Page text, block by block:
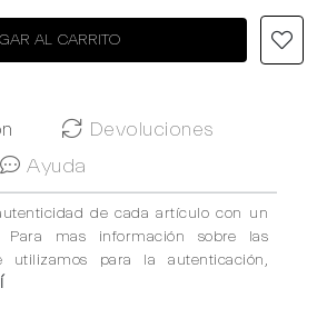
AL CARRITO
Devoluciones
Ayuda
de cada artículo con un
Para mas información sobre las
utilizamos para la autenticación,